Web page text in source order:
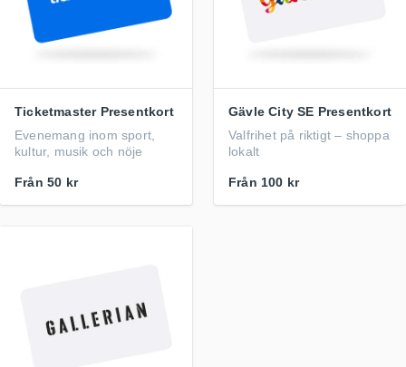
Ticketmaster Presentkort
Evenemang inom sport,
kultur, musik och nöje
Från 50 kr
Gävle City SE Presentkort
Valfrihet på riktigt – shoppa
lokalt
Från 100 kr